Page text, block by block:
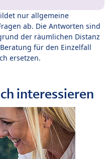
nur allgemeine
ab. Die Antworten sind
der räumlichen Distanz
für den Einzelfall
ersetzen.
interessieren